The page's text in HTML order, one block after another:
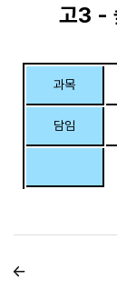
고3 -
과목
담임